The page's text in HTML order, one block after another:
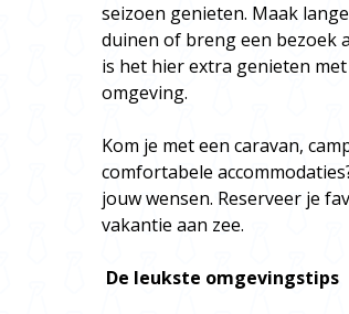
seizoen genieten. Maak
duinen of breng een bezoek
is het hier extra genieten
omgeving.
Kom je met een caravan,
comfortabele
jouw wensen. Reserveer je
vakantie aan zee.
De leukste omgevingstips